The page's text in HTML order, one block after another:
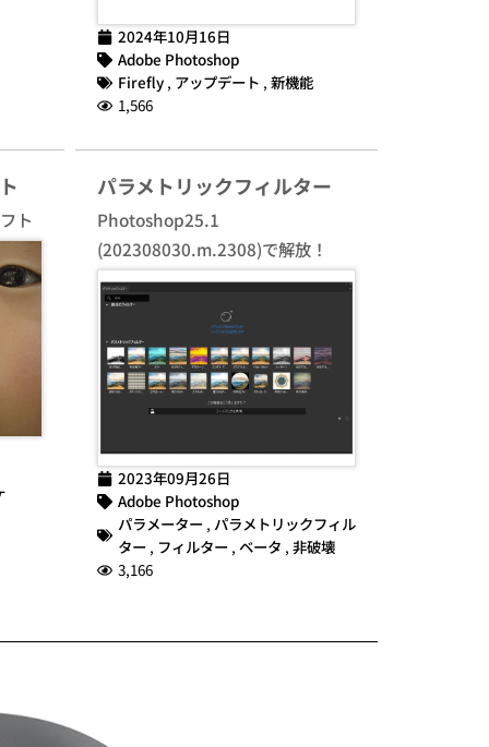
2024年10月16日
Adobe Photoshop
Firefly, アップデート , 新機能
1,566
ト
パラメトリックフィルター
Photoshop25.1
(202308030.m.2308)で解放！
2023年09月26日
Adobe Photoshop
パラメーター, パラメトリックフィル
ター, フィルター, ベータ , 非破壊
3,166